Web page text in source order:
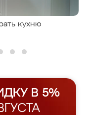
кухню
В 5%